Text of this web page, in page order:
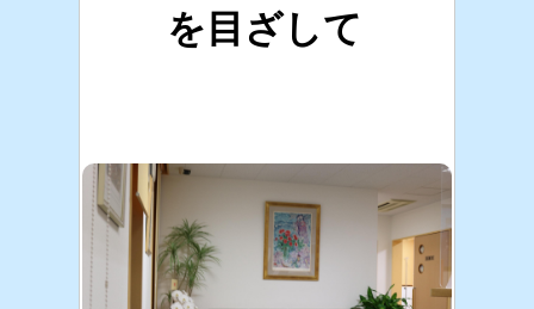
を目ざして